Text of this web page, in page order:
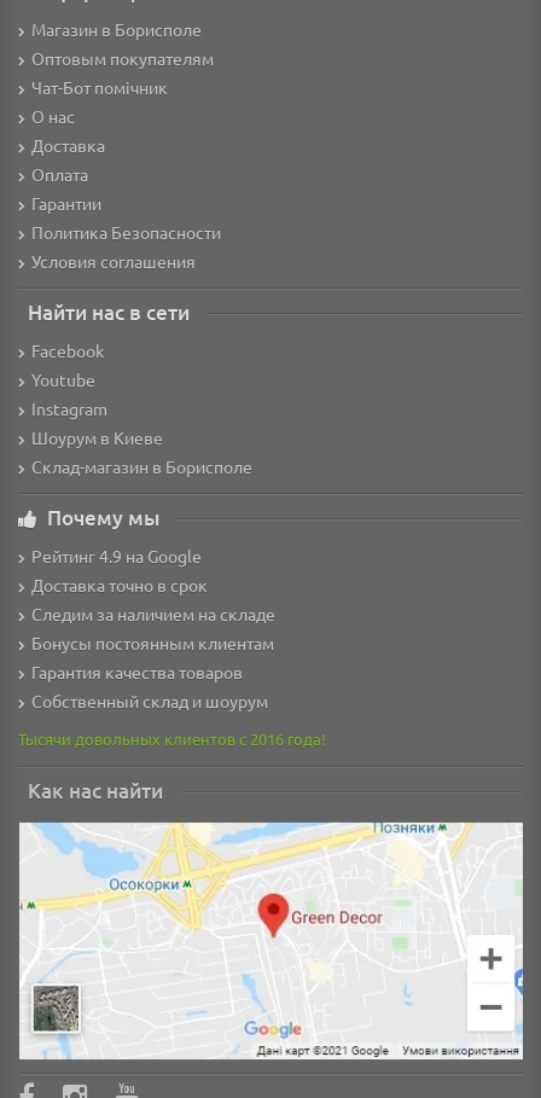
Магазин в Борисполе
Оптовым покупателям
Чат-Бот помічник
О нас
Доставка
Оплата
Гарантии
Политика Безопасности
Условия соглашения
Найти нас в сети
Facebook
Youtube
Instagram
Шоурум в Киеве
Склад-магазин в Борисполе
Почему мы
Рейтинг 4.9 на Google
Доставка точно в срок
Следим за наличием на складе
Бонусы постоянным клиентам
Гарантия качества товаров
Собственный склад и шоурум
Тысячи довольных клиентов с 2016 года!
Как нас найти